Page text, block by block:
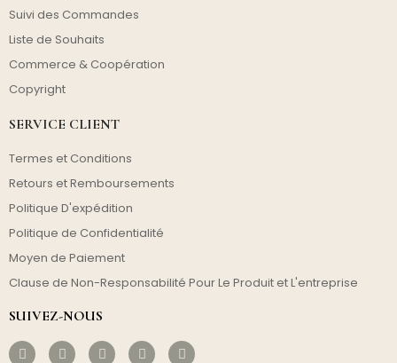
Suivi des Commandes
Liste de Souhaits
Commerce & Coopération
Copyright
SERVICE CLIENT
Termes et Conditions
Retours et Remboursements
Politique D'expédition
Politique de Confidentialité
Moyen de Paiement
Clause de Non-Responsabilité Pour Le Produit et L'entreprise
SUIVEZ-NOUS